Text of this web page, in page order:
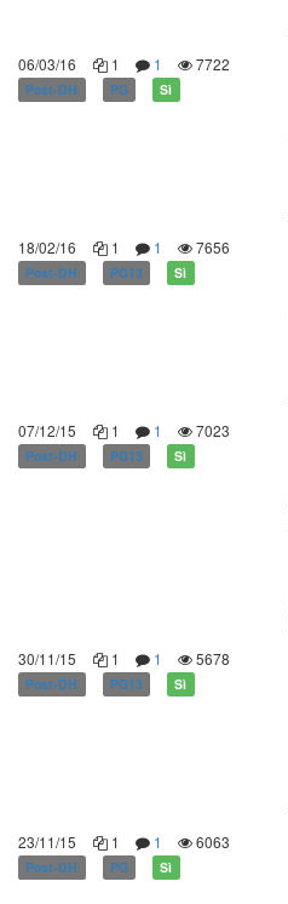
06/03/16
1 1 7722
Post-DH PG Sì
18/02/16
1 1 7656
Post-DH PG13 Sì
07/12/15
1 1 7023
Post-DH PG13 Sì
30/11/15
1 1 5678
Post-DH PG13 Sì
23/11/15
1 1 6063
Post-DH PG Sì